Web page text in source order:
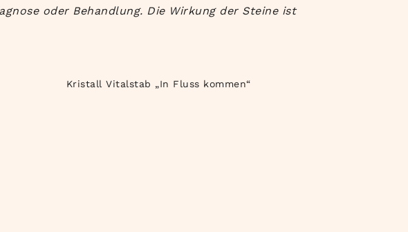
oder Behandlung. Die Wirkung der Steine ist
Kristall Vitalstab „In Fluss kommen“